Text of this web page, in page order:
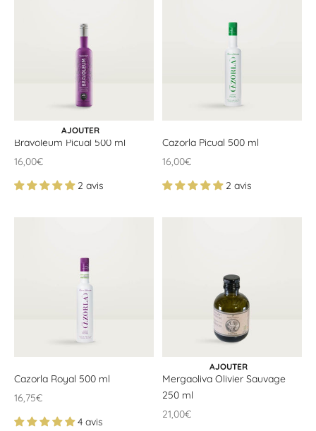
CHOISIR LES OPTIONS
AJOUTER
Bravoleum Picual 500 ml
Offrir un prix
16,00€
2 avis
Cazorla Picual 500 ml
Offrir un prix
16,00€
2 avis
Cazorla Royal 500 ml
Offrir un prix
16,75€
4 avis
AJOUTER AU PANIER
AJOUTER
Mergaoliva Olivier Sauvage
250 ml
Offrir un prix
21,00€